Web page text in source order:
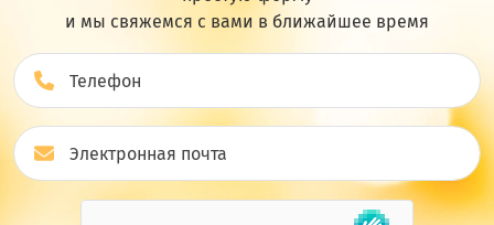
и мы свяжемся с вами в ближайшее врeмя